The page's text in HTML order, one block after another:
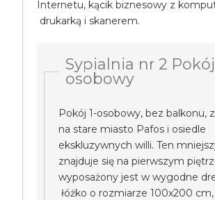
Internetu, kącik biznesowy z
drukarką i skanerem.
Sypialnia nr 2 Pokój
osobowy
Pokój 1-osobowy, bez balkonu,
na stare miasto Pafos i osiedle
ekskluzywnych willi. Ten
znajduje się na pierwszym
wyposażony jest w wygodne
łóżko o rozmiarze 100x200